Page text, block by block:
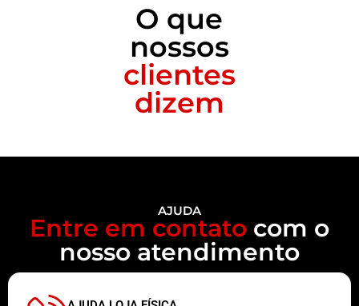
O que
nossos
clientes
dizem
AJUDA
Entre em contato com o
nosso atendimento